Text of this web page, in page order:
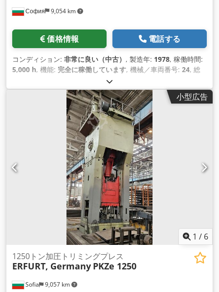
София 9,054 km
価格情報 電話する
コンディション: 非常に良い（中古） , 製造年: 1978, 稼働時間:
5,000 h, 機能: 完全に稼働しています, 機械／車両番号: 24, 総
140,000 kg（キログラム）
小型広告
1 / 6
Sofia 9,057 km
1250トン加圧トリミングプレス
ERFURT, Germany PKZe 1250